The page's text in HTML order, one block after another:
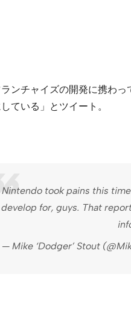
ンチャイズの開発に携わ
ている」とツイート。
Nintendo took pains this
develop for, guys. That
— Mike ‘Dodger’ Stout